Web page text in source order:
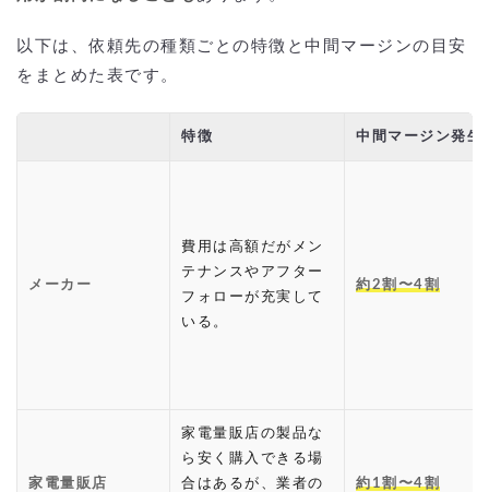
以下は、依頼先の種類ごとの特徴と中間マージンの目安
をまとめた表です。
特徴 中間マージン発生
メーカー
費用は高額だがメン
テナンスやアフター
フォローが充実して
いる。
約2割〜4割
家電量販店
家電量販店の製品な
ら安く購入できる場
合はあるが、業者の
約1割〜4割